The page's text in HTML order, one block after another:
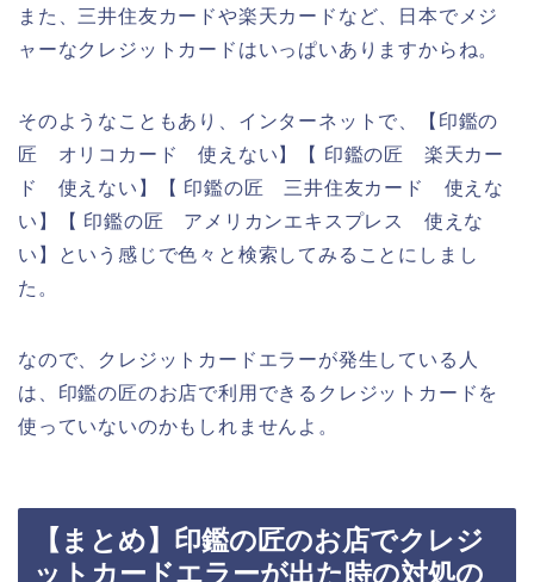
また、三井住友カードや楽天カードなど、日本でメジ
ャーなクレジットカードはいっぱいありますからね。
そのようなこともあり、インターネットで、【印鑑の
匠 オリコカード 使えない】【 印鑑の匠 楽天カー
ド 使えない】【 印鑑の匠 三井住友カード 使えな
い】【 印鑑の匠 アメリカンエキスプレス 使えな
い】という感じで色々と検索してみることにしまし
た。
なので、クレジットカードエラーが発生している人
は、印鑑の匠のお店で利用できるクレジットカードを
使っていないのかもしれませんよ。
【まとめ】印鑑の匠のお店でクレジ
ットカードエラーが出た時の対処の